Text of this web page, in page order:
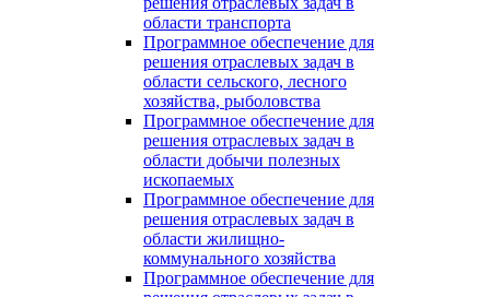
области транспорта
Программное обеспечение для
решения отраслевых задач в
области сельского, лесного
хозяйства, рыболовства
Программное обеспечение для
решения отраслевых задач в
области добычи полезных
ископаемых
Программное обеспечение для
решения отраслевых задач в
области жилищно-
коммунального хозяйства
Программное обеспечение для